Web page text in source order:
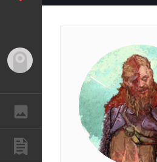
ГАЛЕРЕЯ
ПУБЛИКАЦИИ